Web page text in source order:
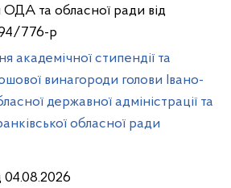
та обласної ради від
776-р
академічної стипендії та
винагороди голови Івано-
державної адміністрації та
обласної ради
04.08.2026